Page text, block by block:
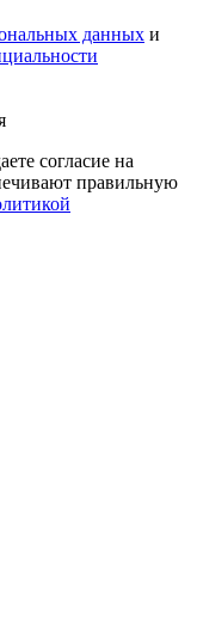
данных и
согласие на
правильную